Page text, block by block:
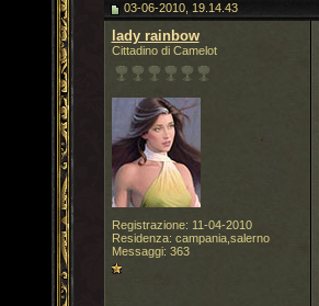
03-06-2010, 19.14.43
lady rainbow
Cittadino di Camelot
Registrazione: 11-04-2010
Residenza: campania,salerno
Messaggi: 363